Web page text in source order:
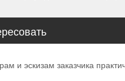
и эскизам заказчика